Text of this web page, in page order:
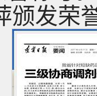
颁发荣